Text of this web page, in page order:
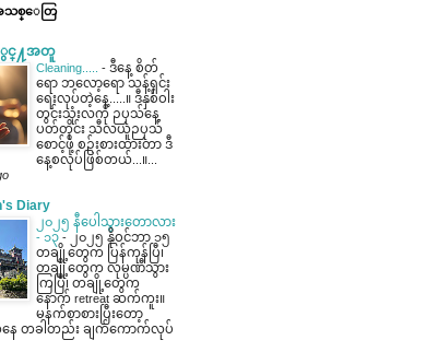
သစ္ေတြ
ႏွင္႔အတူ
Cleaning..... - ဒီနေ့ စိတ်
ရော ဘလော့ရော သန့်ရှင်း
ရေးလုပ်တဲ့နေ့.....။ ဒီနှစ်ဝါး
တွင်းသုံးလကို ဉပုသ်နေ့
ပတ်တိုင်း သီလယူဉပုသ်
စောင့်ဖို့ စဉ်းစားထားတာ ဒီ
နေ့စလုပ်ဖြစ်တယ်...။...
Diary
၂၀၂၅ နီပေါသွားတောလား
- ၁၃ -
၂၀၂၅ နိုဝင်ဘာ ၁၅
တချို့တွေက ပြန်ကုန်ပြီ၊
တချို့တွေက လုမ္ပဏီသွား
ကြပြီ၊ တချို့တွေက
နောက် retreat ဆက်ကူး။
မနက်စာစားပြီးတော့
တခါတည်း ချက်ကောက်လုပ်